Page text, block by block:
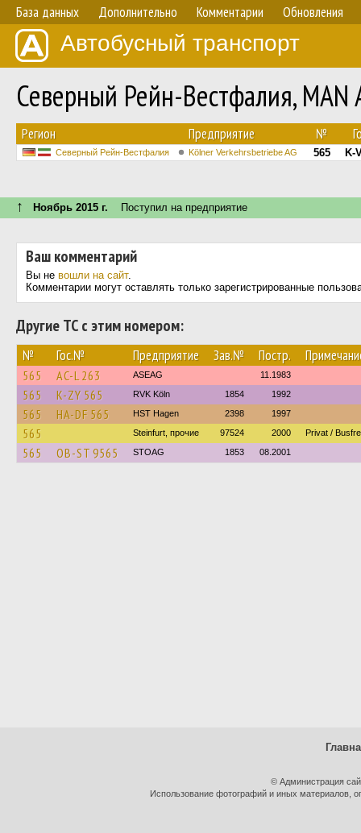
База данных Дополнительно Комментарии Обновления
Автобусный транспорт
Северный Рейн-Вестфалия,
Регион Предприятие №
Северный Рейн-Вестфалия Kölner Verkehrsbetriebe AG 565 K-
↑ Ноябрь 2015 г. Поступил на предприятие
Ваш комментарий
Вы не вошли на сайт.
Комментарии могут оставлять только зарегистрированные
Другие ТС с этим номером:
№ Гос.№ Предприятие Зав.№ Постр.
565 AC-L 263 ASEAG 11.1983
565 K-ZY 565 RVK Köln 1854 1992
565 HA-DF 565 HST Hagen 2398 1997
565 Steinfurt, прочие 97524 2000 Privat /
565 OB-ST 9565 STOAG 1853 08.2001
© Администрация
Использование фотографий и иных материалов,